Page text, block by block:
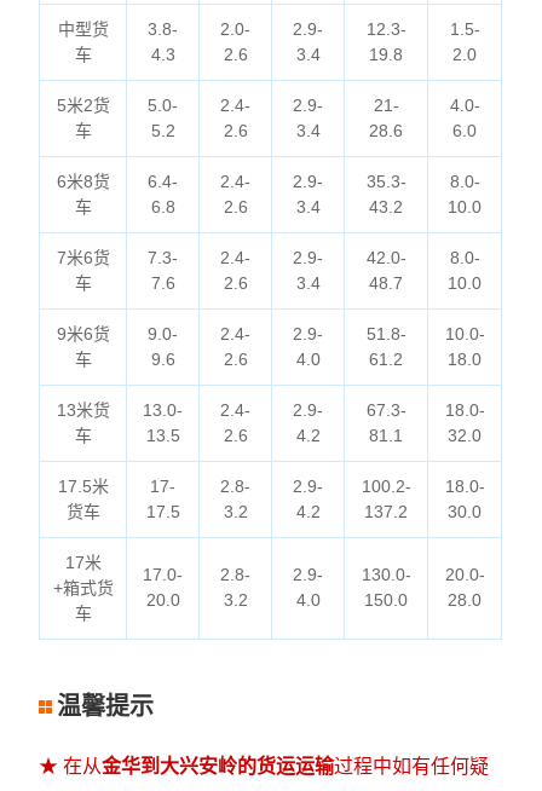
中型货
车
3.8-
4.3
2.0-
2.6
2.9-
3.4
12.3-
19.8
1.5-
2.0
5米2货
车
5.0-
5.2
2.4-
2.6
2.9-
3.4
21-
28.6
4.0-
6.0
6米8货
车
6.4-
6.8
2.4-
2.6
2.9-
3.4
35.3-
43.2
8.0-
10.0
7米6货
车
7.3-
7.6
2.4-
2.6
2.9-
3.4
42.0-
48.7
8.0-
10.0
9米6货
车
9.0-
9.6
2.4-
2.6
2.9-
4.0
51.8-
61.2
10.0-
18.0
13米货
车
13.0-
13.5
2.4-
2.6
2.9-
4.2
67.3-
81.1
18.0-
32.0
17.5米
货车
17-
17.5
2.8-
3.2
2.9-
4.2
100.2-
137.2
18.0-
30.0
17米
+箱式货
车
17.0-
20.0
2.8-
3.2
2.9-
4.0
130.0-
150.0
20.0-
28.0
温馨提示
★ 在从金华到大兴安岭的货运运输过程中如有任何疑